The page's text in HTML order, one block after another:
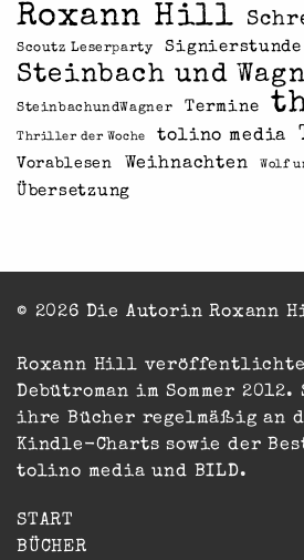
Roxann Hill
Scoutz Leserparty Signierstunde
Steinbach und
SteinbachundWagner Termine
Thriller der Woche tolino media
Vorablesen Weihnachten Wolf
Übersetzung
© 2026 Die Autorin Roxann
Roxann Hill
Debütroman im Sommer
ihre Bücher regelmäßig an
Kindle-Charts sowie der
tolino media und BILD.
START
BÜCHER